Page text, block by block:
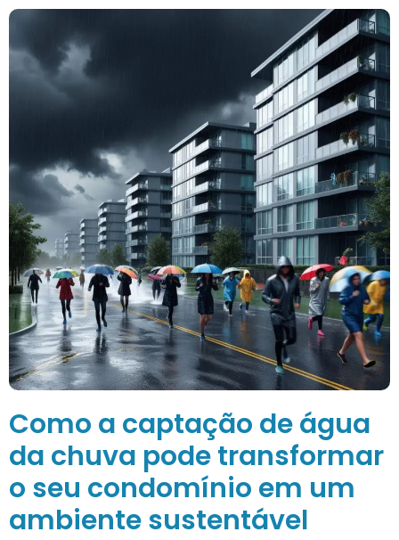
Como a captação de água
da chuva pode transformar
o seu condomínio em um
ambiente sustentável